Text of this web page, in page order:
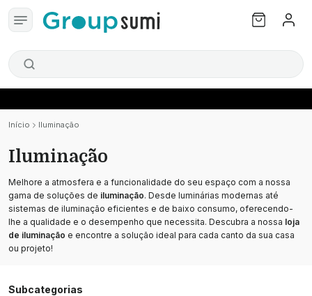
Início Iluminação
Iluminação
Melhore a atmosfera e a funcionalidade do seu espaço com a nossa
gama de soluções de iluminação. Desde luminárias modernas até
sistemas de iluminação eficientes e de baixo consumo, oferecendo-
lhe a qualidade e o desempenho que necessita. Descubra a nossa loja
de iluminação e encontre a solução ideal para cada canto da sua casa
ou projeto!
Subcategorias